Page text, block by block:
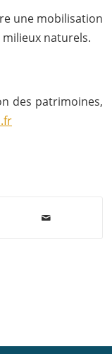
une mobilisation
naturels.
des patrimoines,